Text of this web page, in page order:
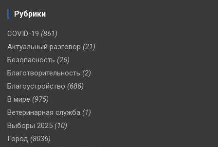
Рубрики
COVID-19 (861)
Актуальный разговор (21)
Безопасность (26)
Благотворительность (2)
Благоустройство (686)
В мире (975)
Ветеринарная служба (1)
Выборы 2025 (10)
Город (8036)